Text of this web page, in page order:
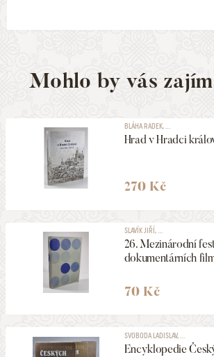
Mohlo by vás
BLÁHA RADEK, ...
Hrad v Hradci
270 Kč
SLAVÍK JIŘÍ, ...
26. Mezinárodní
dokumentárních
70 Kč
SVOBODA LADISLAV, ...
Encyklopedie